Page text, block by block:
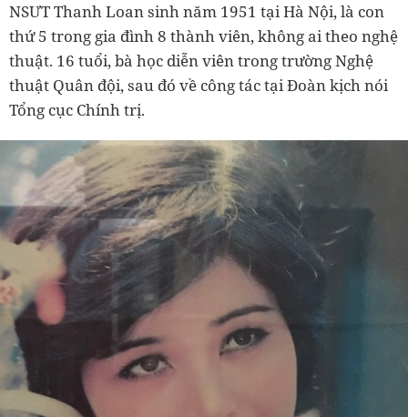
NSƯT Thanh Loan sinh năm 1951 tại Hà Nội, là con
thứ 5 trong gia đình 8 thành viên, không ai theo nghệ
thuật. 16 tuổi, bà học diễn viên trong trường Nghệ
thuật Quân đội, sau đó về công tác tại Đoàn kịch nói
Tổng cục Chính trị.